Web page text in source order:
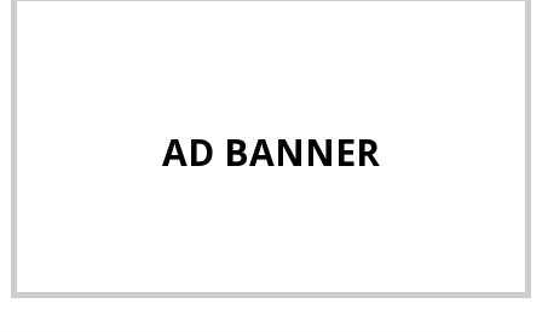
AD BANNER